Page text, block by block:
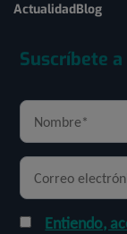
ActualidadBlog
Suscríbete
Entiendo,